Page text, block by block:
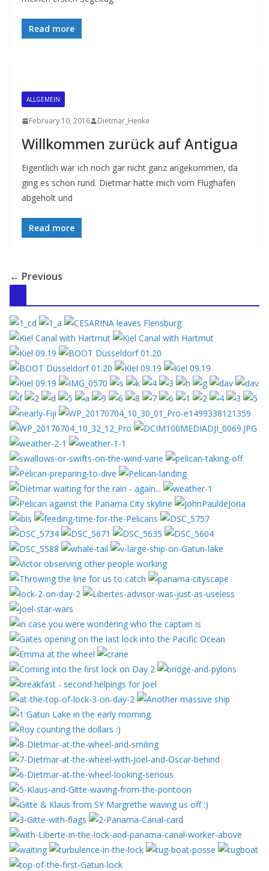
Read more
ALLGEMEIN
February 10, 2016 Dietmar_Henke
Willkommen zurück auf Antigua
Eigentlich war ich noch gar nicht ganz angekommen, da
ging es schon rund. Dietmar hatte mich vom Flughafen
abgeholt und
Read more
← Previous